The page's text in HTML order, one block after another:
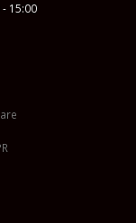
- 15:00